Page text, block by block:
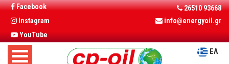
Facebook
Instagram
YouTube
26510 93668
info@energyoil.gr
ΕΛ